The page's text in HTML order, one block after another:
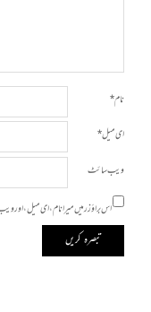
نام*
ای میل*
ویب‌ سائٹ
اس براؤزر میں میرا نام، ای میل، اور